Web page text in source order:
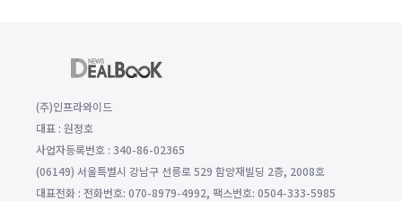
(주)인프라와이드
대표 : 원정호
사업자등록번호 : 340-86-02365
(06149) 서울특별시 강남구 선릉로 529 함양재빌딩 2층, 2008호
대표전화 : 전화번호: 070-8979-4992, 팩스번호: 0504-333-5985